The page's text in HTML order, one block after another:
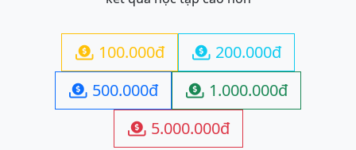
 100.000đ  200.000đ
 500.000đ  1.000.000đ
 5.000.000đ